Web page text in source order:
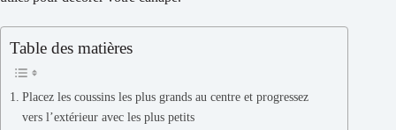
Table des matières
Placez les coussins les plus grands au centre et progressez
vers l’extérieur avec les plus petits